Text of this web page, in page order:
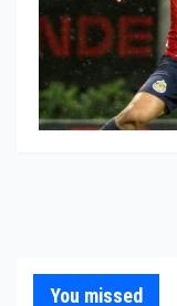
You missed